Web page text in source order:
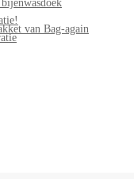
van Bag-again